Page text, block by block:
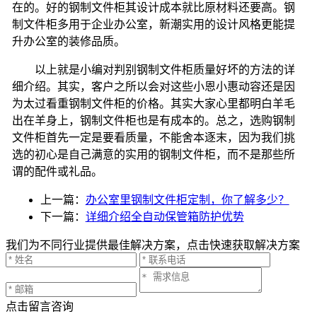
在的。好的钢制文件柜其设计成本就比原材料还要高。钢
制文件柜多用于企业办公室，新潮实用的设计风格更能提
升办公室的装修品质。
以上就是小编对判别钢制文件柜质量好坏的方法的详
细介绍。其实，客户之所以会对这些小恩小惠动容还是因
为太过看重钢制文件柜的价格。其实大家心里都明白羊毛
出在羊身上，钢制文件柜也是有成本的。总之，选购钢制
文件柜首先一定是要看质量，不能舍本逐末，因为我们挑
选的初心是自己满意的实用的钢制文件柜，而不是那些所
谓的配件或礼品。
上一篇： 办公室里钢制文件柜定制，你了解多少？
下一篇： 详细介绍全自动保管箱防护优势
我们为不同行业提供最佳解决方案，点击快速获取解决方案
点击留言咨询